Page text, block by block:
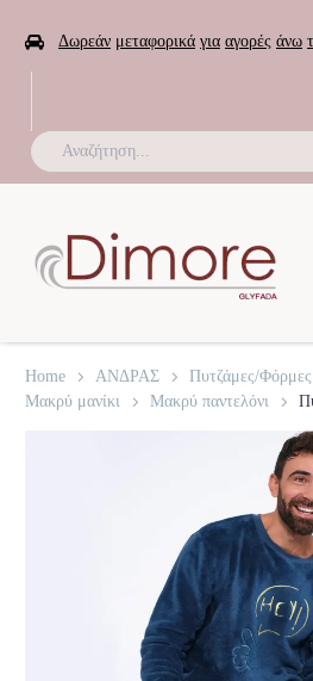
 Δωρεάν μεταφορικά για αγορές άνω
Home ΑΝΔΡΑΣ Πυτζάμες/Φόρμες
Μακρύ μανίκι
Μακρύ παντελόνι